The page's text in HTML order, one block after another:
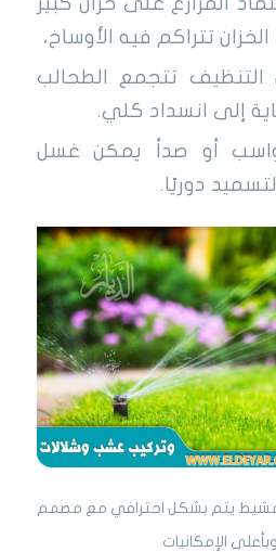
الخزان تتراكم فيه الأوساخ،
تتجمع الطحالب
إلى انسداد كلي.
أو صدأ يمكن غسل
دوريًا.
يتم بشكل احترافي مع مصمم
الإمكانيات